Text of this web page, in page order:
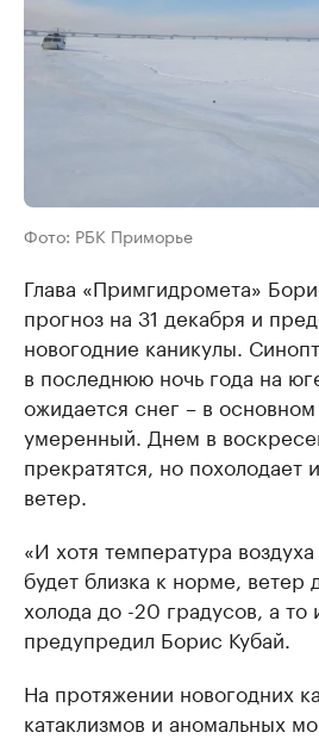
Фото: РБК Приморье
Глава «Примгидромета»
прогноз на 31 декабря и
новогодние каникулы.
в последнюю ночь года на
ожидается снег – в
умеренный. Днем в
прекратятся, но похолодает
ветер.
«И хотя температура
будет близка к норме,
холода до -20 градусов, а то
предупредил Борис Кубай.
На протяжении новогодних
катаклизмов и аномальных